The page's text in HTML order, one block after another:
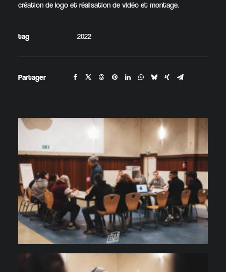
création de logo et réalisation de vidéo et montage.
tag 2022
Partager